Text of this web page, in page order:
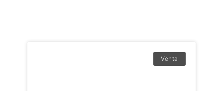
Venta